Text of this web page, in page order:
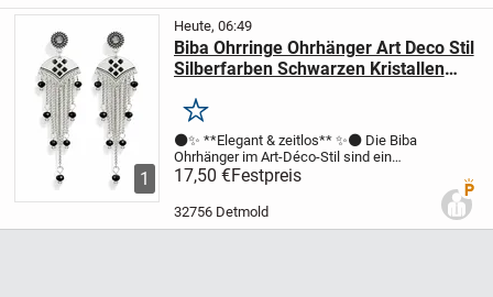
1
Heute, 06:49
Biba Ohrringe Ohrhänger Art Deco Stil
Silberfarben Schwarzen Kristallen
Merken
⚫✨ **Elegant & zeitlos** ✨⚫ Die Biba
Ohrhänger im Art-Déco-Stil sind ein
Statement für Liebhaber klassischer
Eleganz. Silberfarbenes Metall trifft auf
funkelnde schwarze Kristalle – ein
17,50 €Festpreis
32756 Detmold